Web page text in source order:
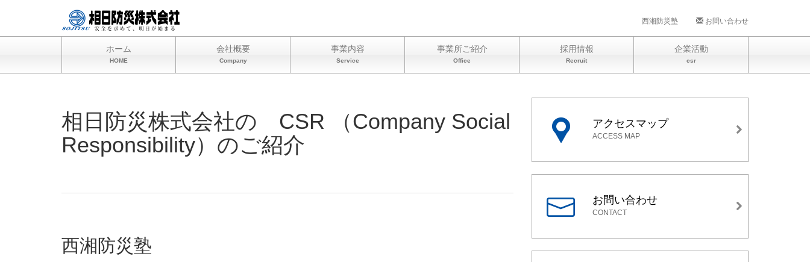
西湘防災塾 お問い合わせ
ホーム
HOME
会社概要
Company
事業内容
Service
事業所ご紹介
Office
採用情報
Recruit
企業活動
csr
相日防災株式会社の CSR （Company Social
Responsibility）のご紹介
西湘防災塾
アクセスマップ
ACCESS MAP
お問い合わせ
CONTACT